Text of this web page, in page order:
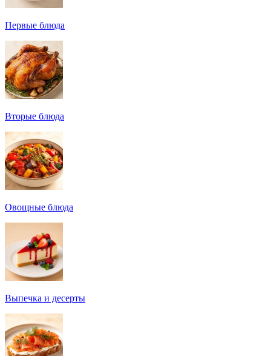
Первые блюда
Вторые блюда
Овощные блюда
Выпечка и десерты